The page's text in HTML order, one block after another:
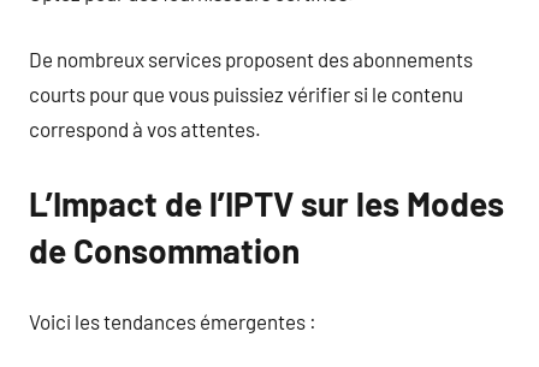
De nombreux services proposent des abonnements
courts pour que vous puissiez vérifier si le contenu
correspond à vos attentes.
L’Impact de l’IPTV sur les Modes
de Consommation
Voici les tendances émergentes :